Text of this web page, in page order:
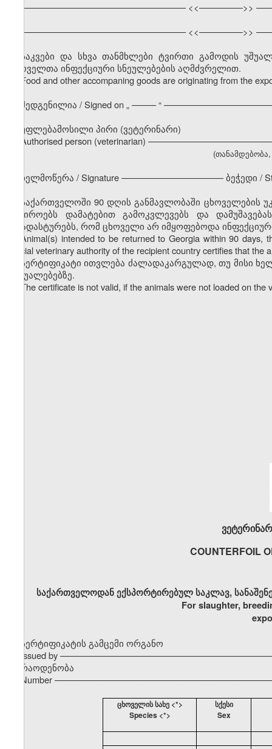
–––––––––––––––––––––––––––––––––– <<–––––––––>>
–––––––––––––––––––––––––––––––––– <<–––––––––>>
საკვები და სხვა თანმხლები ტვირთი გამოდის
ცხოველთა ინფექციური სნეულებების აღმძვრელით.
Food and other accompaning goods are originating from the
შედგენილია / Signed on„––––– “
უფლებამოსილი პირი (ვეტერინარი)
Authorised person (veterinarian)
ხელმოწერა / Signature ––––––––––––––––––––– ბეჭედი /
საქართველოში 90 დღის განმავლობაში ცხოველების
საჭიროებს დამატებით გამოკვლევებს და
დაადასტურებს, რომ ცხოველი არ იმყოფებოდა
Animal(s) intended to be returned to Georgia within 90
official veterinary authority of the recipient country certifies that
სერტიფიკატი ითვლება ძალადაკარგულად, თუ მისი
საშუალებებზე.
The certificate is not valid, if the animals were not loaded on
COUNTERFOIL
საქართველოდან ექსპორტირებულ საკლავ,
For slaughter,
სერტიფიკატის გამცემი ორგანო
Issued by
რაოდენობა
Number
ცხოველის სახე <*>
Species <*>
სქესი
Sex